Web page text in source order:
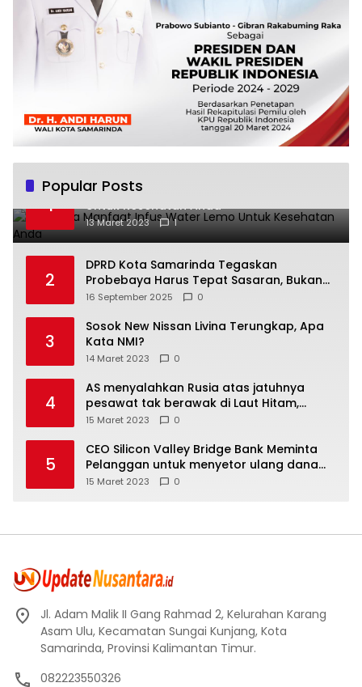
Popular Posts
1
Beberapa Manfaat Infus Water Lemo
Untuk Kesehatan Anda
13 Maret 2023 1
2
DPRD Kota Samarinda Tegaskan
Probebaya Harus Tepat Sasaran, Bukan
Hanya Infrastruktur Semata
16 September 2025 0
3
Sosok New Nissan Livina Terungkap, Apa
Kata NMI?
14 Maret 2023 0
4
AS menyalahkan Rusia atas jatuhnya
pesawat tak berawak di Laut Hitam,
Moskow menyangkal
15 Maret 2023 0
5
CEO Silicon Valley Bridge Bank Meminta
Pelanggan untuk menyetor ulang dana
Mereka
15 Maret 2023 0
Jl. Adam Malik II Gang Rahmad 2, Kelurahan Karang
Asam Ulu, Kecamatan Sungai Kunjang, Kota
Samarinda, Provinsi Kalimantan Timur.
082223550326